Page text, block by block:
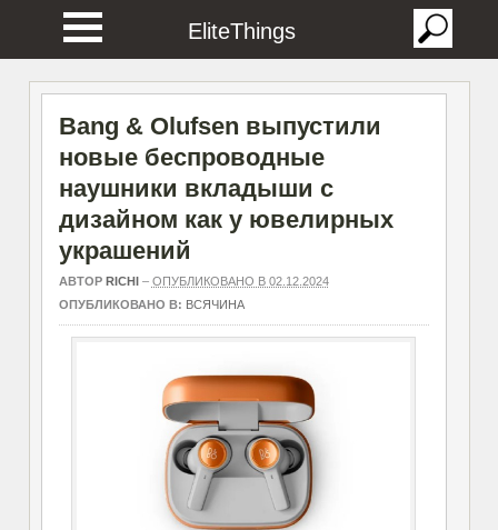
EliteThings
Bang & Olufsen выпустили
новые беспроводные
наушники вкладыши с
дизайном как у ювелирных
украшений
АВТОР RICHI– ОПУБЛИКОВАНО В 02.12.2024
ОПУБЛИКОВАНО В: ВСЯЧИНА